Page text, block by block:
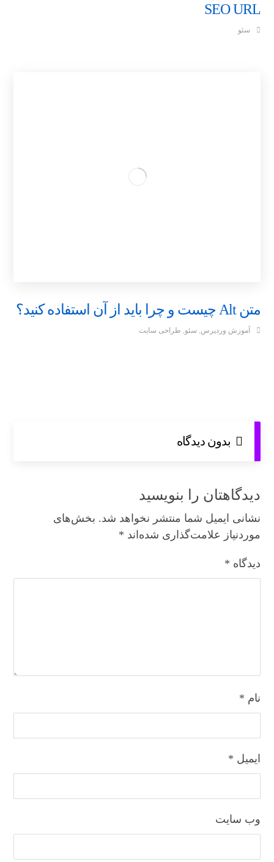
SEO URL
سئو
متن Alt چیست و چرا باید از آن استفاده کنید؟
آموزش وردپرس, سئو, طراحی سایت
بدون دیدگاه
دیدگاهتان را بنویسید
نشانی ایمیل شما منتشر نخواهد شد. بخش‌های
موردنیاز علامت‌گذاری شده‌اند *
دیدگاه *
نام *
ایمیل *
وب‌ سایت